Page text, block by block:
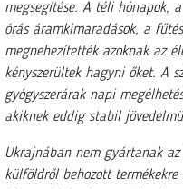
megsegítése. A téli hónapok,
órás áramkimaradások, a
megnehezítették azoknak az
kényszerültek hagyni őket. A
gyógyszerárak napi
akiknek eddig stabil
Ukrajnában nem gyártanak
külföldről behozott